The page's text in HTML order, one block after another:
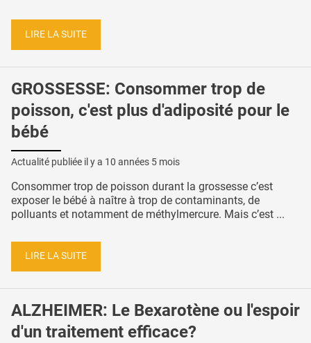
LIRE LA SUITE
GROSSESSE: Consommer trop de
poisson, c'est plus d'adiposité pour le
bébé
Actualité publiée il y a 10 années 5 mois
Consommer trop de poisson durant la grossesse c’est
exposer le bébé à naître à trop de contaminants, de
polluants et notamment de méthylmercure. Mais c’est ...
LIRE LA SUITE
ALZHEIMER: Le Bexarotène ou l'espoir
d'un traitement efficace?